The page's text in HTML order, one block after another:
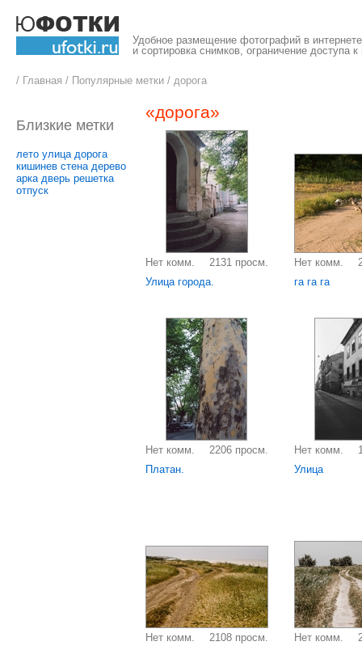
Удобное размещение фотографий в
и сортировка снимков, ограничение доступа
/ Главная / Популярные метки / дорога
Близкие метки
лето улица дорога
кишинев стена дерево
арка дверь решетка
отпуск
«дорога»
Нет комм.
2131 просм.
Улица города.
Нет комм.
га га га
Нет комм.
2206 просм.
Платан.
Нет комм.
Улица
Нет комм.
2108 просм.
Нет комм.